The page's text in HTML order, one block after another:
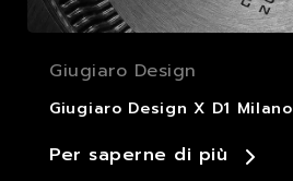
Giugiaro Design
Giugiaro Design X D1 Milano
Per saperne di più